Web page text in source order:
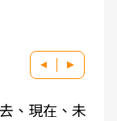
、現在、未